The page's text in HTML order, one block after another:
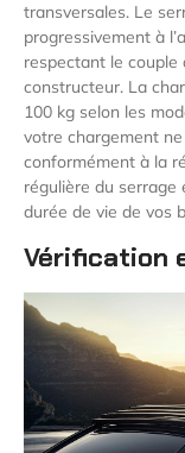
transversales. Le
progressivement à
respectant le couple
constructeur. La
100 kg selon les
votre chargement
conformément à la
régulière du
durée de vie de vos
Vérification